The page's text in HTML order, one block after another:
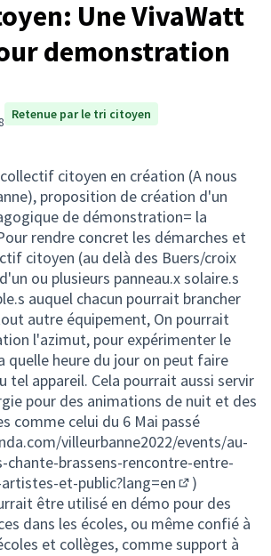
Une VivaWatt
demonstration
Retenue par le tri citoyen
citoyen en création (A nous
proposition de création d'un
de démonstration= la
rendre concret les démarches et
citoyen (au delà des Buers/croix
ou plusieurs panneau.x solaire.s
auquel chacun pourrait brancher
autre équipement, On pourrait
l'azimut, pour expérimenter le
quelle heure du jour on peut faire
tel appareil. Cela pourrait aussi servir
pour des animations de nuit et des
comme celui du 6 Mai passé
villeurbanne2022/events/au-
chante-brassens-rencontre-entre-
et-public?lang=en
(Lien externe)
)
être utilisé en démo pour des
dans les écoles, ou même confié à
et collèges, comme support à